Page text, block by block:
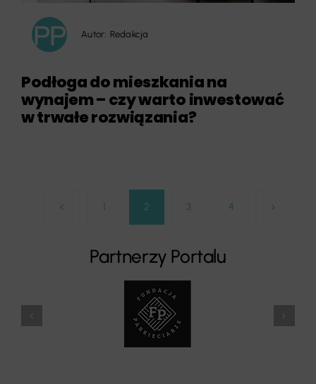
Autor: Redakcja
Podłoga do mieszkania na
wynajem – czy warto inwestować
w trwałe rozwiązania?
1 2 3 4
Partnerzy Portalu